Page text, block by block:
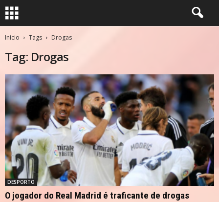
Início Tags Drogas
Tag: Drogas
DESPORTO
O jogador do Real Madrid é traficante de drogas